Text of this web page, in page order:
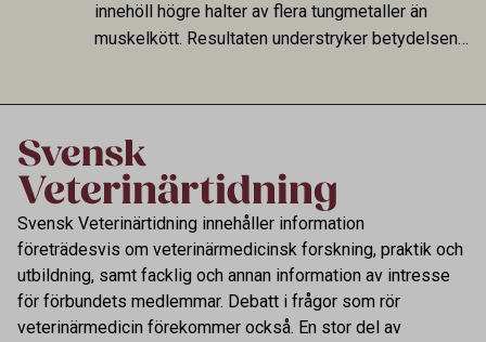
innehöll högre halter av flera tungmetaller än
muskelkött. Resultaten understryker betydelsen
Svensk Veterinärtidning innehåller information
företrädesvis om veterinärmedicinsk forskning, praktik och
utbildning, samt facklig och annan information av intresse
för förbundets medlemmar. Debatt i frågor som rör
veterinärmedicin förekommer också. En stor del av